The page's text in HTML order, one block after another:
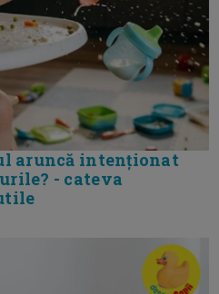
aruncă intenționat
- cateva